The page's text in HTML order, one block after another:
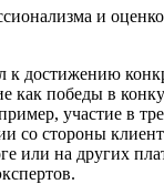
и
к достижению
как победы в
участие в
стороны
или на других